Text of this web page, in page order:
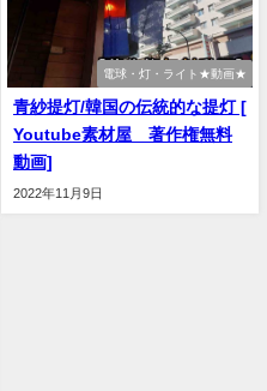
電球・灯・ライト★動画★
青紗提灯/韓国の伝統的な提灯 [
Youtube素材屋 著作権無料
動画]
2022年11月9日